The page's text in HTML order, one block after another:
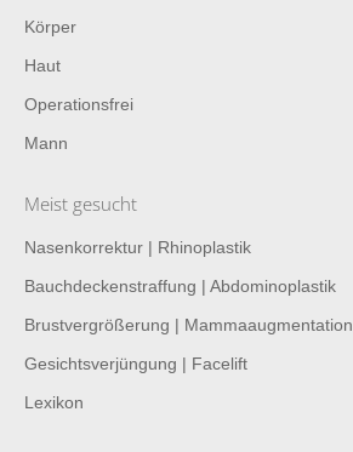
Körper
Haut
Operationsfrei
Mann
Meist gesucht
Nasenkorrektur | Rhinoplastik
Bauchdeckenstraffung | Abdominoplastik
Brustvergrößerung | Mammaaugmentation
Gesichtsverjüngung | Facelift
Lexikon